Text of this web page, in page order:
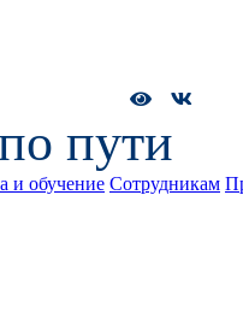
пути
и обучение Сотрудникам